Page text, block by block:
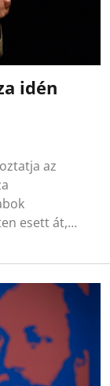
idén
az
esett át,…